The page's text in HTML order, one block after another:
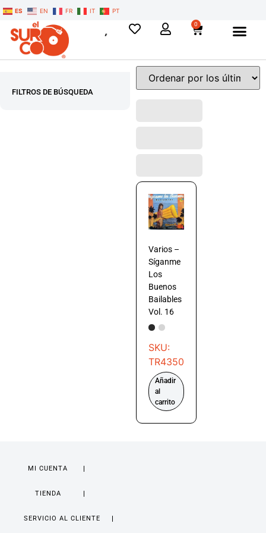
ES EN FR IT PT
0
FILTROS DE BÚSQUEDA
Varios –
Síganme
Los
Buenos
Bailables
Vol. 16
SKU:
TR4350
Añadir
al
carrito
MI CUENTA
TIENDA
SERVICIO AL CLIENTE